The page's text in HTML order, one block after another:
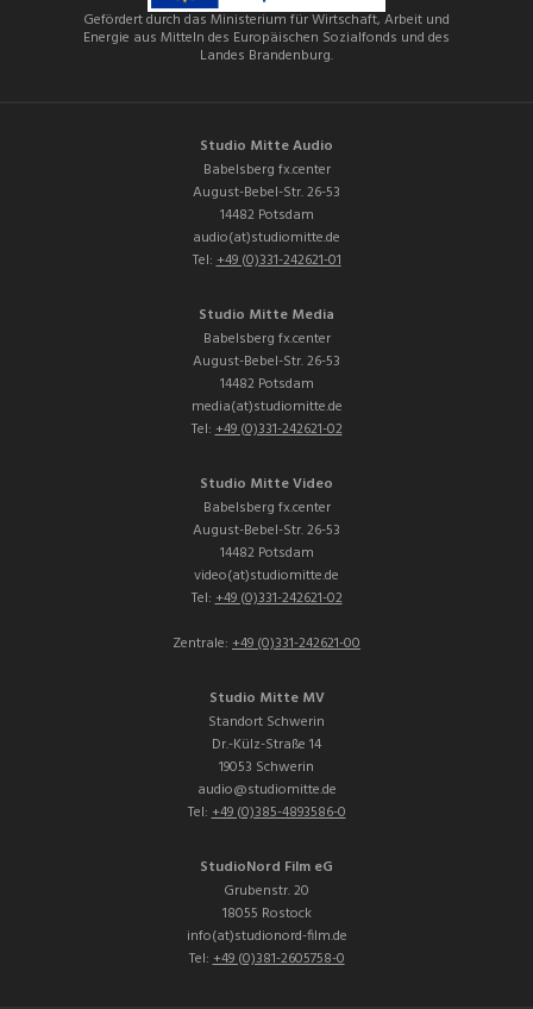
Gefördert durch das Ministerium für Wirtschaft, Arbeit und
Energie aus Mitteln des Europäischen Sozialfonds und des
Landes Brandenburg.
Studio Mitte Audio
Babelsberg fx.center
August-Bebel-Str. 26-53
14482 Potsdam
audio(at)studiomitte.de
Tel:+49 (0)331-242621-01
Studio Mitte Media
Babelsberg fx.center
August-Bebel-Str. 26-53
14482 Potsdam
media(at)studiomitte.de
Tel:+49 (0)331-242621-02
Studio Mitte Video
Babelsberg fx.center
August-Bebel-Str. 26-53
14482 Potsdam
video(at)studiomitte.de
Tel:+49 (0)331-242621-02
Zentrale: +49 (0)331-242621-00
Studio Mitte MV
Standort Schwerin
Dr.-Külz-Straße 14
19053 Schwerin
audio@studiomitte.de
Tel:+49 (0)385-4893586-0
StudioNord Film eG
Grubenstr. 20
18055 Rostock
info(at)studionord-film.de
Tel:+49 (0)381-2605758-0